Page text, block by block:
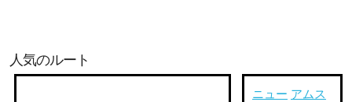
人気のルート
ニュー アムス